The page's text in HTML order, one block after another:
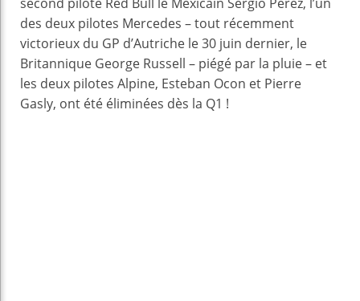
des deux pilotes Mercedes – tout récemment
victorieux du GP d’Autriche le 30 juin dernier, le
Britannique George Russell – piégé par la pluie – et
les deux pilotes Alpine, Esteban Ocon et Pierre
Gasly, ont été éliminées dès la Q1 !